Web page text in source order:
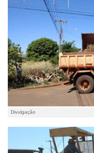
Divulgação